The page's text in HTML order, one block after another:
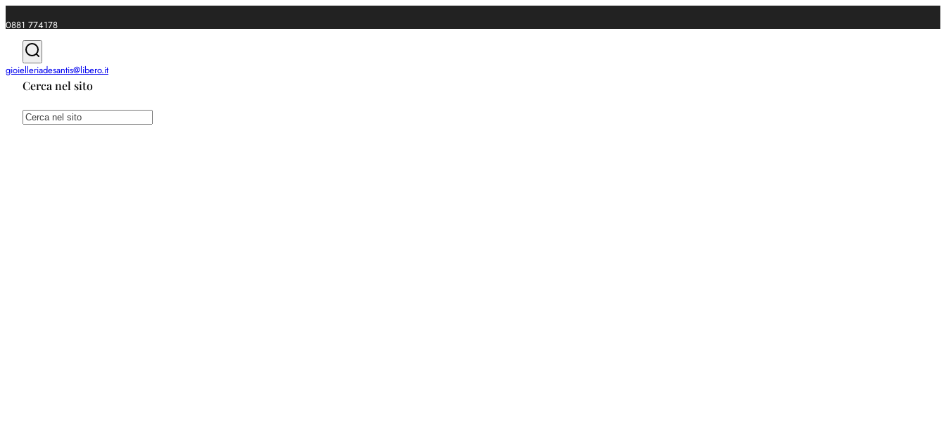
0881 774178
gioielleriadesantis@libero.it
Spedizioni gratuite da €49
Cerca nel sito
Cerca